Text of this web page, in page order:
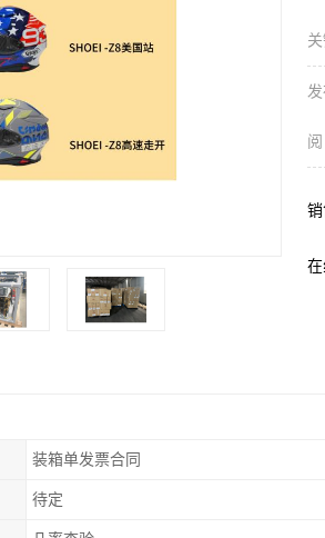
关
发
阅
销
在
装箱单发票合同
待定